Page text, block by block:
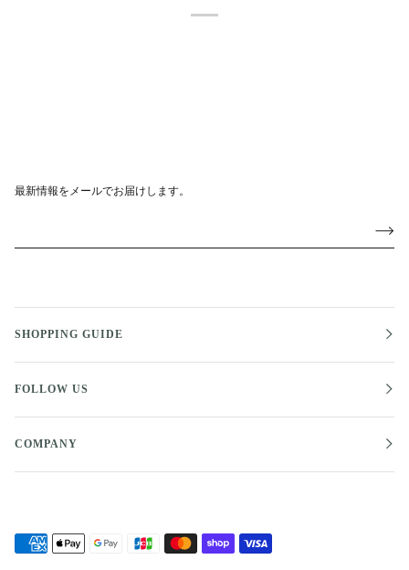
最新情報をメールでお届けします。
SHOPPING GUIDE
FOLLOW US
COMPANY